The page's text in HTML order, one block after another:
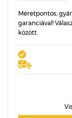
Méretpontos,
garanciával!
között.